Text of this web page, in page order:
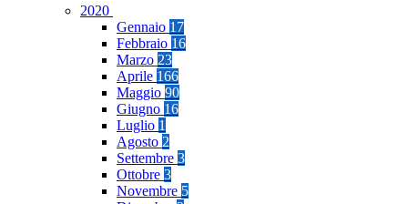
2020
Gennaio 17
Febbraio 16
Marzo 23
Aprile 166
Maggio 90
Giugno 16
Luglio 1
Agosto 2
Settembre 3
Ottobre 3
Novembre 5